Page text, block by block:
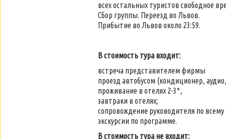
всех остальных туристов свободное
Сбор группы. Переезд во Львов.
Прибытие во Львов около 23:59.
В стоимость тура входит:
встреча представителем фирмы
проезд автобусом (кондиционер,
проживание в отелях 2-3*,
завтраки в отелях;
сопровождение руководителя по
экскурсии по программе.
В стоимость тура не входит: